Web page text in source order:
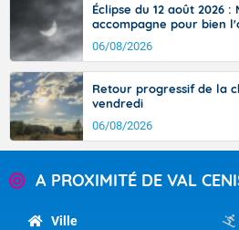
Éclipse du 12 août 2026
accompagne pour bien
06/08/2026
Retour progressif de la
vendredi
06/08/2026
A PROXIMITÉ DE VAL
Ville